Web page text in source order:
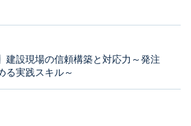
建設現場の信頼構築と対応力～発注
る実践スキル～